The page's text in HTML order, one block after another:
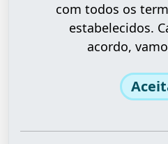
com todos os
estabelecidos.
acordo,